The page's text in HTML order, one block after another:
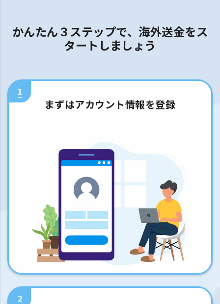
かんたん３ステップで、海外送金をス
タートしましょう
1
まずはアカウント情報を登録
2